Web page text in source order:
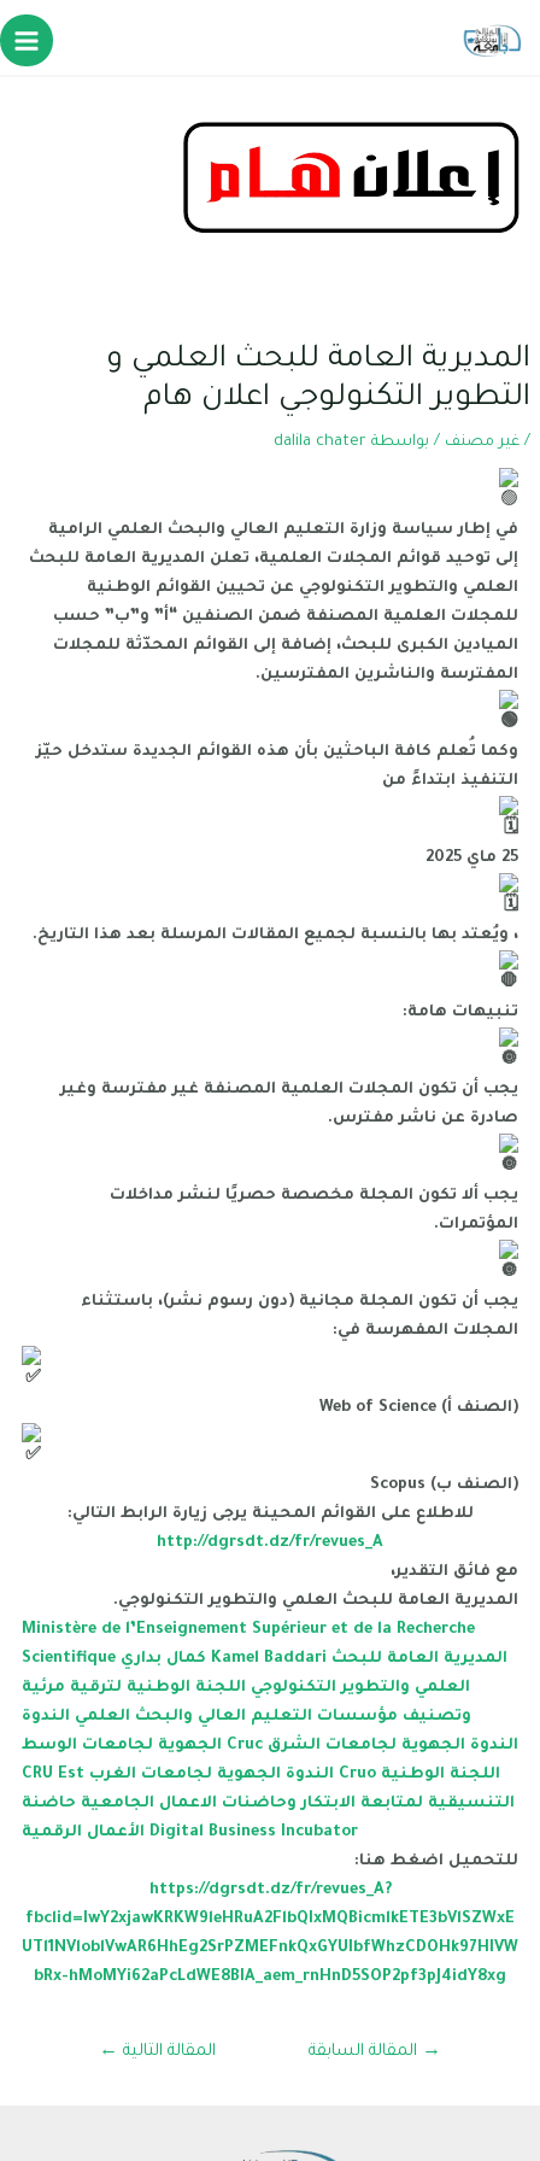
المديرية العامة للبحث العلمي و
التطوير التكنولوجي اعلان هام
/ غير مصنف / بواسطة dalila chater
في إطار سياسة وزارة التعليم العالي والبحث العلمي الرامية
إلى توحيد قوائم المجلات العلمية، تعلن المديرية العامة للبحث
العلمي والتطوير التكنولوجي عن تحيين القوائم الوطنية
للمجلات العلمية المصنفة ضمن الصنفين “أ” و”ب” حسب
الميادين الكبرى للبحث، إضافة إلى القوائم المحدّثة للمجلات
المفترسة والناشرين المفترسين.
وكما تُعلم كافة الباحثين بأن هذه القوائم الجديدة ستدخل حيّز
التنفيذ ابتداءً من
25 ماي 2025
، ويُعتد بها بالنسبة لجميع المقالات المرسلة بعد هذا التاريخ.
تنبيهات هامة:
يجب أن تكون المجلات العلمية المصنفة غير مفترسة وغير
صادرة عن ناشر مفترس.
يجب ألا تكون المجلة مخصصة حصريًا لنشر مداخلات
المؤتمرات.
يجب أن تكون المجلة مجانية (دون رسوم نشر)، باستثناء
المجلات المفهرسة في:
Web of Science (الصنف أ)
Scopus (الصنف ب)
للاطلاع على القوائم المحينة يرجى زيارة الرابط التالي:
http://dgrsdt.dz/fr/revues_A
مع فائق التقدير،
المديرية العامة للبحث العلمي والتطوير التكنولوجي.
Ministère de l’Enseignement Supérieur et de la Recherche
Scientifique
كمال بداري Kamel Baddari المديرية العامة للبحث
العلمي والتطوير التكنولوجي اللجنة الوطنية لترقية مرئية
وتصنيف مؤسسات التعليم العالي والبحث العلمي الندوة
الجهوية لجامعات الوسط Cruc الندوة الجهوية لجامعات الشرق
CRU Est
الندوة الجهوية لجامعات الغرب Cruo اللجنة الوطنية
التنسيقية لمتابعة الابتكار وحاضنات الاعمال الجامعية حاضنة
الأعمال الرقمية Digital Business Incubator
للتحميل اضغط هنا:
https://dgrsdt.dz/fr/revues_A?
fbclid=IwY2xjawKRKW9leHRuA2FlbQIxMQBicmlkETE3bVlSZWxE
UTl1NVloblVwAR6HhEg2SrPZMEFnkQxGYUIbfWhzCDOHk97HIVW
bRx-hMoMYi62aPcLdWE8BIA_aem_rnHnD5SOP2pf3pJ4idY8xg
→ المقالة السابقة المقالة التالية ←